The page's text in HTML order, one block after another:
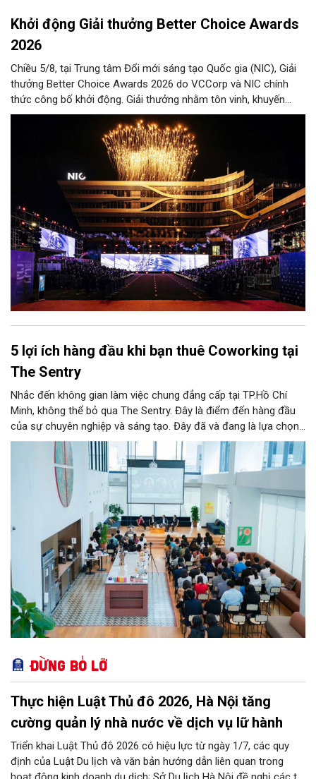
Khởi động Giải thưởng Better Choice Awards
2026
Chiều 5/8, tại Trung tâm Đổi mới sáng tạo Quốc gia (NIC), Giải
thưởng Better Choice Awards 2026 do VCCorp và NIC chính
thức công bố khởi động. Giải thưởng nhằm tôn vinh, khuyến
khích, cổ vũ những giá trị đổi mới, sáng tạo, áp dụng trong đời
sống thực, phục vụ người tiêu dùng.
5 lợi ích hàng đầu khi bạn thuê Coworking tại
The Sentry
Nhắc đến không gian làm việc chung đẳng cấp tại TP.Hồ Chí
Minh, không thể bỏ qua The Sentry. Đây là điểm đến hàng đầu
của sự chuyên nghiệp và sáng tạo. Đây đã và đang là lựa chọn
ưu tiên của đông đảo doanh nghiệp cũng như cá nhân khi tìm
kiếm một văn phòng làm việc chuẩn mực giữa lòng thành phố
sôi động bậc nhất cả nước này.
Đừng bỏ lỡ
Thực hiện Luật Thủ đô 2026, Hà Nội tăng
cường quản lý nhà nước về dịch vụ lữ hành
Triển khai Luật Thủ đô 2026 có hiệu lực từ ngày 1/7, các quy
định của Luật Du lịch và văn bản hướng dẫn liên quan trong